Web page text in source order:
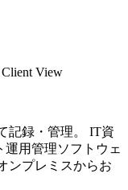
View
記録・管理。 IT資
用管理ソフトウェ
ンプレミスからお